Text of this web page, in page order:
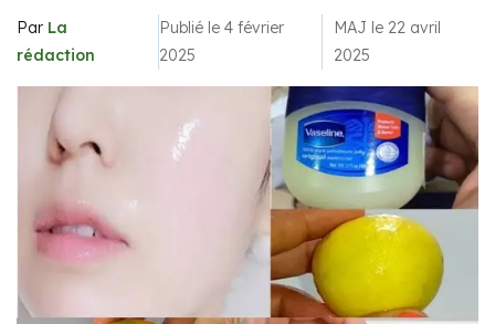
Par La
rédaction
Publié le 4 février
2025
MAJ le 22 avril
2025